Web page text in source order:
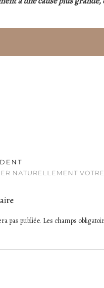
NATURELLEMENT
pas publiée. Les champs